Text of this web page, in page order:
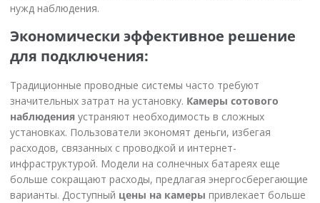
нужд наблюдения.
Экономически эффективное решение
для подключения:
Традиционные проводные системы часто требуют
значительных затрат на установку. Камеры сотового
наблюдения устраняют необходимость в сложных
установках. Пользователи экономят деньги, избегая
расходов, связанных с проводкой и интернет-
инфраструктурой. Модели на солнечных батареях еще
больше сокращают расходы, предлагая энергосберегающие
варианты. Доступный цены на камеры привлекает больше